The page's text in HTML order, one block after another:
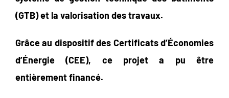
(GTB) et la valorisation des travaux.
Grâce au dispositif des Certificats d’Économies
d’Énergie (CEE), ce projet a pu être
entièrement financé.